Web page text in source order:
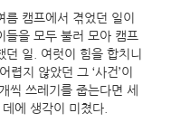
캠프에서 겪었던 일이
들을 모두 불러 모아 캠프
던 일. 여럿이 힘을 합치니
지 않았던 그 ‘사건’이
씩 쓰레기를 줍는다면 세
에 생각이 미쳤다.